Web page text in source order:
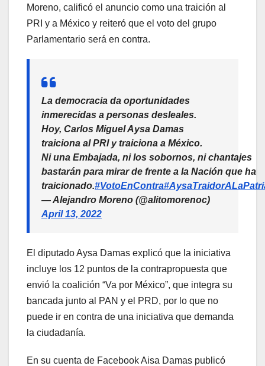
Moreno, calificó el anuncio como una traición al
PRI y a México y reiteró que el voto del grupo
Parlamentario será en contra.
La democracia da oportunidades
inmerecidas a personas desleales.
Hoy, Carlos Miguel Aysa Damas
traiciona al PRI y traiciona a México.
Ni una Embajada, ni los sobornos, ni chantajes
bastarán para mirar de frente a la Nación que ha
traicionado.#VotoEnContra
— Alejandro Moreno (@alitomorenoc)
April 13, 2022
El diputado Aysa Damas explicó que la iniciativa
incluye los 12 puntos de la contrapropuesta que
envió la coalición “Va por México”, que integra su
bancada junto al PAN y el PRD, por lo que no
puede ir en contra de una iniciativa que demanda
la ciudadanía.
En su cuenta de Facebook Aisa Damas publicó